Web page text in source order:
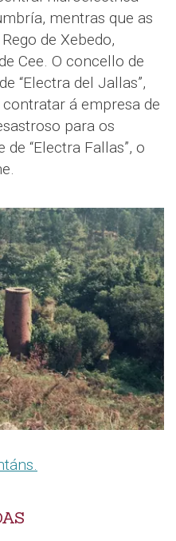
mentras que as
de Xebedo,
Cee. O concello de
“Electra del Jallas”,
á empresa de
para os
“Electra Fallas”, o